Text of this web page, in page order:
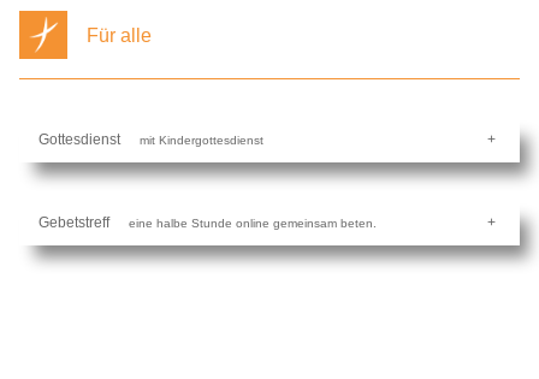
Für alle
Gottesdienst mit Kindergottesdienst
Gebetstreff eine halbe Stunde online gemeinsam beten.